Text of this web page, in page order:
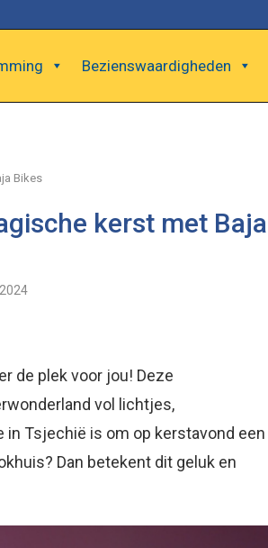
Bezienswaardigheden
Bikes
kerst met Baja
de plek voor jou! Deze
vol lichtjes,
Tsjechië is om op kerstavond een
Dan betekent dit geluk en